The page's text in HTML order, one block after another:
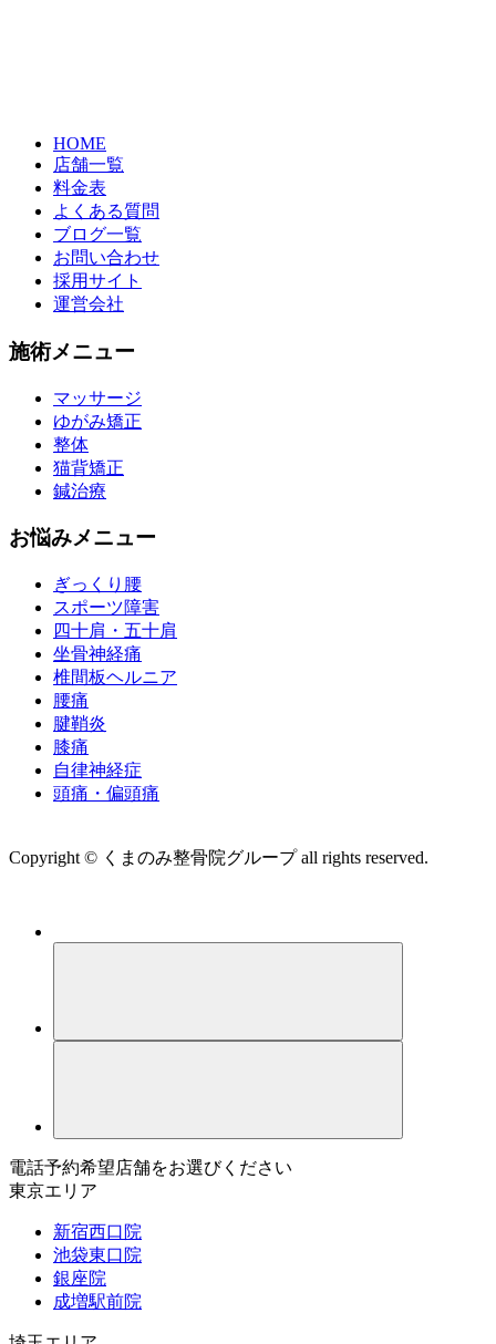
HOME
店舗一覧
料金表
よくある質問
ブログ一覧
お問い合わせ
採用サイト
運営会社
施術メニュー
マッサージ
ゆがみ矯正
整体
猫背矯正
鍼治療
お悩みメニュー
ぎっくり腰
スポーツ障害
四十肩・五十肩
坐骨神経痛
椎間板ヘルニア
腰痛
腱鞘炎
膝痛
自律神経症
頭痛・偏頭痛
Copyright © くまのみ整骨院グループ all rights reserved.
電話予約希望店舗をお選びください
東京エリア
新宿西口院
池袋東口院
銀座院
成増駅前院